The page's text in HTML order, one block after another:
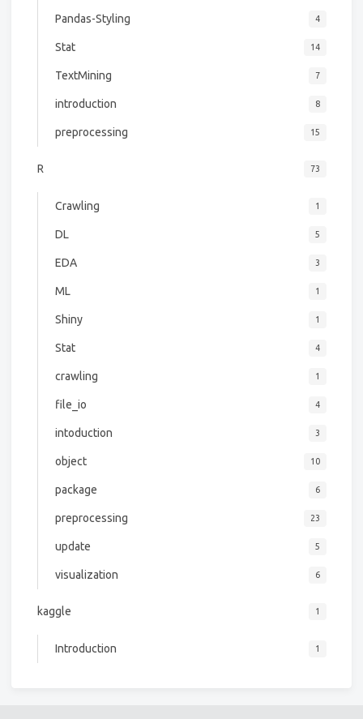
Pandas-Styling 4
Stat 14
TextMining 7
introduction 8
preprocessing 15
R 73
Crawling 1
DL 5
EDA 3
ML 1
Shiny 1
Stat 4
crawling 1
file_io 4
intoduction 3
object 10
package 6
preprocessing 23
update 5
visualization 6
kaggle 1
Introduction 1